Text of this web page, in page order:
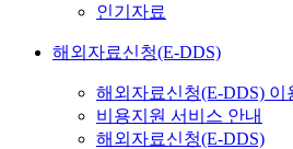
인기자료
해외자료신청(E-DDS)
해외자료신청(E-DDS) 이
비용지원 서비스 안내
해외자료신청(E-DDS)